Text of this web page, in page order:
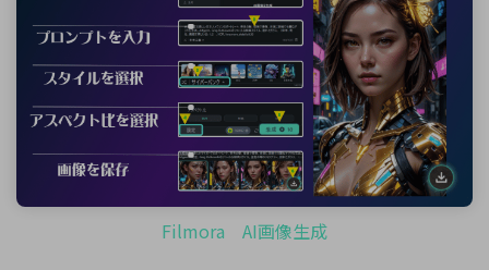
Filmora AI画像生成